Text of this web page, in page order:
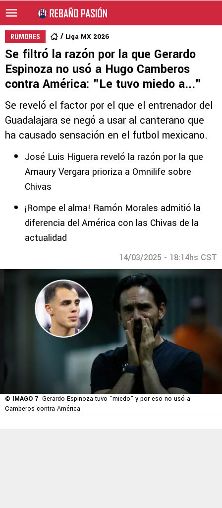
RUMORES Liga MX 2026
Se filtró la razón por la que Gerardo
Espinoza no usó a Hugo Camberos
contra América: "Le tuvo miedo a..."
Se reveló el factor por el que el entrenador del
Guadalajara se negó a usar al canterano que
ha causado sensación en el futbol mexicano.
José Luis Higuera reveló la razón por la que
Amaury Vergara prioriza a Omnilife sobre
Chivas
¡Rompe el alma! Ramón Morales admitió la
diferencia del América con las Chivas de la
actualidad
14/03/2025 - 18:14hs CST
© IMAGO 7 Gerardo Espinoza tuvo "miedo" y por eso no usó a
Camberos contra América